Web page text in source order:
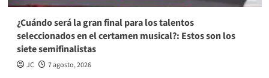
¿Cuándo será la gran final para los talentos
seleccionados en el certamen musical?: Estos son los
siete semifinalistas
JC 7 agosto, 2026